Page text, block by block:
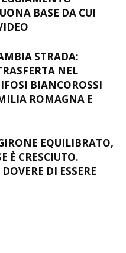
BASE DA CUI
STRADA:
NEL
BIANCOROSSI
ROMAGNA E
EQUILIBRATO,
È CRESCIUTO.
DI ESSERE